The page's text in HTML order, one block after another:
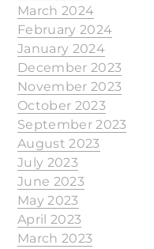
March 2024
February 2024
January 2024
December 2023
November 2023
October 2023
September 2023
August 2023
July 2023
June 2023
May 2023
April 2023
March 2023